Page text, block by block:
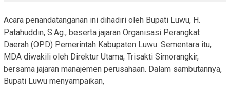
Acara penandatanganan ini dihadiri oleh Bupati Luwu, H.
Patahuddin, S.Ag., beserta jajaran Organisasi Perangkat
Daerah (OPD) Pemerintah Kabupaten Luwu. Sementara itu,
MDA diwakili oleh Direktur Utama, Trisakti Simorangkir,
bersama jajaran manajemen perusahaan. Dalam sambutannya,
Bupati Luwu menyampaikan,